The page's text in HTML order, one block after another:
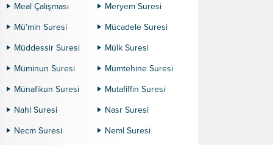
Meal Çalışması
Meryem Suresi
Mü'min Suresi
Mücadele Suresi
Müddessir Suresi
Mülk Suresi
Müminun Suresi
Mümtehine Suresi
Münafikun Suresi
Mutafiffin Suresi
Nahl Suresi
Nasr Suresi
Necm Suresi
Neml Suresi